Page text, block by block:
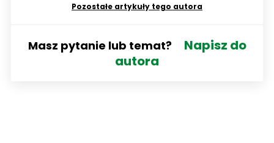
Pozostałe artykuły tego autora
Masz pytanie lub temat?
Napisz do
autora